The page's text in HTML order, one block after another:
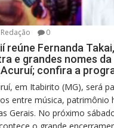
Redação 0
reúne Fernanda
e grandes nomes
confira a
em Itabirito (MG), será
entre música, patrimônio
Gerais. No próximo